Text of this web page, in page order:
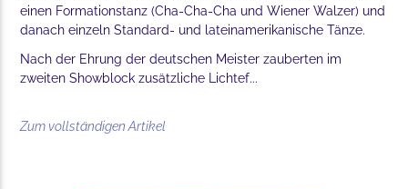
einen Formationstanz (Cha-Cha-Cha und Wiener Walzer) und
danach einzeln Standard- und lateinamerikanische Tänze.
Nach der Ehrung der deutschen Meister zauberten im
zweiten Showblock zusätzliche Lichtef...
Zum vollständigen Artikel